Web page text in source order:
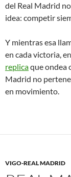
del Real Madrid
idea: competir
Y mientras esa
en cada victoria,
replicaque ondea
Madrid no
en movimiento.
VIGO-REAL MADRID